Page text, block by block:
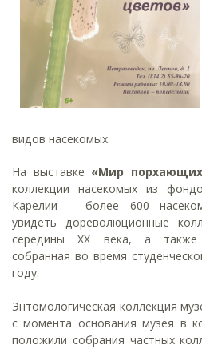
видов насекомых.
На выставке «Мир
коллекции насекомых из
Карелии – более 600
увидеть дореволюционные
середины XX века, а также
собранная во время
году.
Энтомологическая коллекция
с момента основания музея в
положили собрания частных